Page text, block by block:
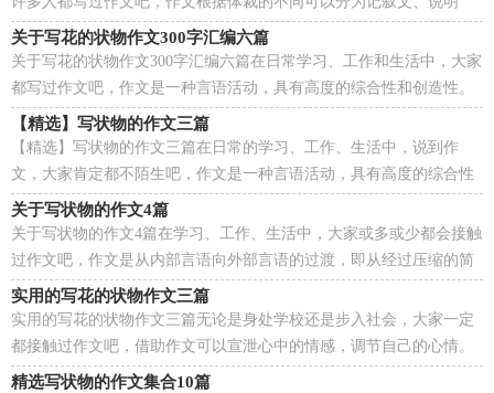
文、应用文、议论文。相信很多朋友都对写作文感到...
关于写花的状物作文300字汇编六篇
关于写花的状物作文300字汇编六篇在日常学习、工作和生活中，大家
都写过作文吧，作文是一种言语活动，具有高度的综合性和创造性。
作文的注意事项有许多，你确定会写吗？以下是小编收...
【精选】写状物的作文三篇
【精选】写状物的作文三篇在日常的学习、工作、生活中，说到作
文，大家肯定都不陌生吧，作文是一种言语活动，具有高度的综合性
和创造性。写起作文来就毫无头绪？以下是小编为大家收集...
关于写状物的作文4篇
关于写状物的作文4篇在学习、工作、生活中，大家或多或少都会接触
过作文吧，作文是从内部言语向外部言语的过渡，即从经过压缩的简
要的、自己能明白的语言，向开展的、具有规范语法...
实用的写花的状物作文三篇
实用的写花的状物作文三篇无论是身处学校还是步入社会，大家一定
都接触过作文吧，借助作文可以宣泄心中的情感，调节自己的心情。
为了让您在写作文时更加简单方便，下面是小编为大家...
精选写状物的作文集合10篇